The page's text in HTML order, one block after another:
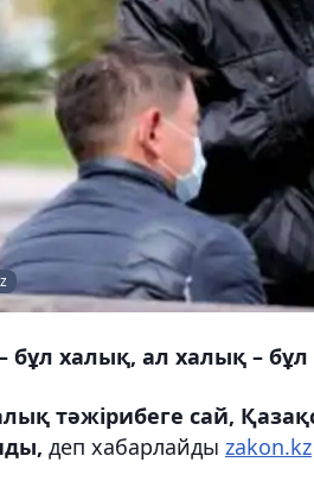
бұл халық, ал халық –
тәжірибеге сай,
деп хабарлайды zakon.kz